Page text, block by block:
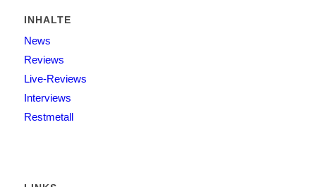
INHALTE
News
Reviews
Live-Reviews
Interviews
Restmetall